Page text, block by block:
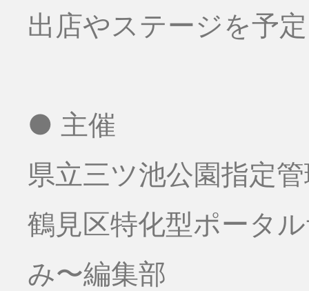
出店やステージを予
● 主催
県立三ツ池公園指定
鶴見区特化型ポータ
み〜編集部